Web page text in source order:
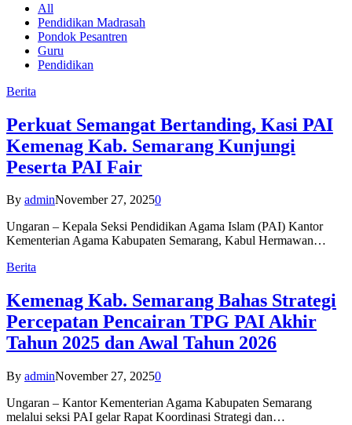
All
Pendidikan Madrasah
Pondok Pesantren
Guru
Pendidikan
Berita
Perkuat Semangat Bertanding, Kasi PAI
Kemenag Kab. Semarang Kunjungi
Peserta PAI Fair
By adminNovember 27, 20250
Ungaran – Kepala Seksi Pendidikan Agama Islam (PAI) Kantor
Kementerian Agama Kabupaten Semarang, Kabul Hermawan…
Berita
Kemenag Kab. Semarang Bahas Strategi
Percepatan Pencairan TPG PAI Akhir
Tahun 2025 dan Awal Tahun 2026
By adminNovember 27, 20250
Ungaran – Kantor Kementerian Agama Kabupaten Semarang
melalui seksi PAI gelar Rapat Koordinasi Strategi dan…